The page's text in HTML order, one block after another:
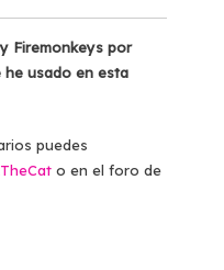
Firemonkeys por
he usado en esta
puedes
o en el foro de